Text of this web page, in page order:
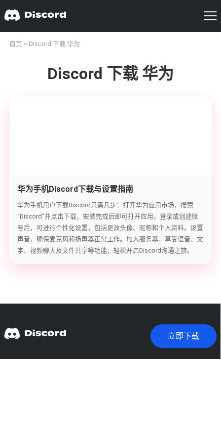
首页 > Discord 下载 华为
Discord 下载 华为
华为手机Discord下载与设置指南
华为手机用户下载Discord只需几步：打开华为应用市场，搜索
“Discord”并点击下载，安装完成后即可打开应用。登录或创建账
号后，可进行个性化设置，包括更改头像、昵称和个人资料。设置
声音，确保麦克风和扬声器正常工作。加入服务器，享受语音、文
字、视频聊天及文件共享等功能，轻松开启Discord沟通之旅。
立即下载